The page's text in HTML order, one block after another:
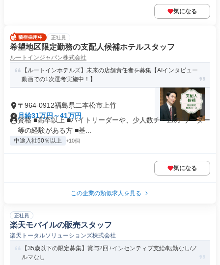
気になる
正社員
希望地区限定勤務の支配人候補ホテルスタッフ
ルートインジャパン株式会社
【ルートインホテルズ】未来の店舗責任者を募集【AIインタビュー
動画での1次選考実施中！】
〒964-0912福島県二本松市上竹
月給31万円～41万円
資格 ■高卒以上 ■バイトリーダーや、少人数チームの リーダー
等の経験がある方 ■基...
中途入社50％以上 +10個
気になる
この企業の類似求人を見る
正社員
楽天モバイルの販売スタッフ
楽天トータルソリューションズ株式会社
【35歳以下の限定募集】賞与2回+インセンティブ支給/転勤なし/ノ
ルマなし